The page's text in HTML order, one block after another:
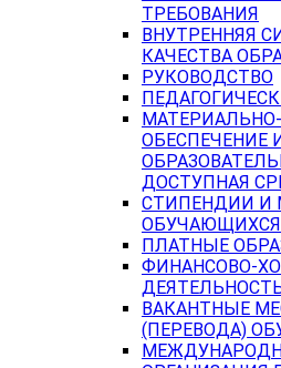
ТРЕБОВАНИЯ
ВНУТРЕННЯЯ
КАЧЕСТВА
РУКОВОДСТВО
ОБЕСПЕЧЕНИЕ
ДОСТУПНАЯ
СТИПЕНДИИ
ОБУЧАЮЩИХСЯ
ПЛАТНЫЕ
ФИНАНСОВО-
ВАКАНТНЫЕ
(ПЕРЕВОДА)